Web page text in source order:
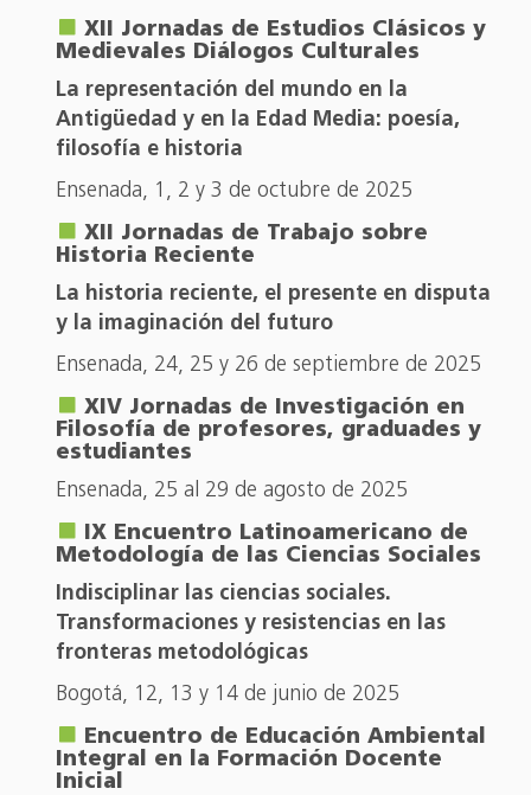
XII Jornadas de Estudios Clásicos y
Medievales Diálogos Culturales
La representación del mundo en la
Antigüedad y en la Edad Media: poesía,
filosofía e historia
Ensenada, 1, 2 y 3 de octubre de 2025
XII Jornadas de Trabajo sobre
Historia Reciente
La historia reciente, el presente en disputa
y la imaginación del futuro
Ensenada, 24, 25 y 26 de septiembre de 2025
XIV Jornadas de Investigación en
Filosofía de profesores, graduades y
estudiantes
Ensenada, 25 al 29 de agosto de 2025
IX Encuentro Latinoamericano de
Metodología de las Ciencias Sociales
Indisciplinar las ciencias sociales.
Transformaciones y resistencias en las
fronteras metodológicas
Bogotá, 12, 13 y 14 de junio de 2025
Encuentro de Educación Ambiental
Integral en la Formación Docente
Inicial